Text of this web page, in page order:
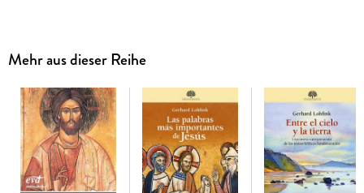
nos invita a releer estos poemas que ofrecen un arsenal de
penetrantes interrogantes que catapultan al lector, lo quiera
o no, hacia una cruda reformulación de su "yo" desde la
perspectiva de la trascendencia.
Mehr aus dieser Reihe